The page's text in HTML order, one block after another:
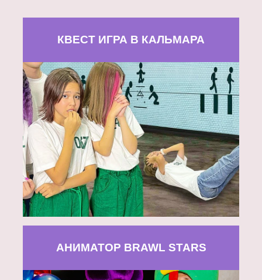
КВЕСТ ИГРА В КАЛЬМАРА
АНИМАТОР BRAWL STARS